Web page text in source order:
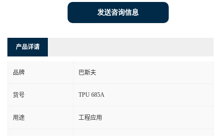
发送咨询信息
产品详请
品牌 巴斯夫
货号 TPU 685A
用途 工程应用